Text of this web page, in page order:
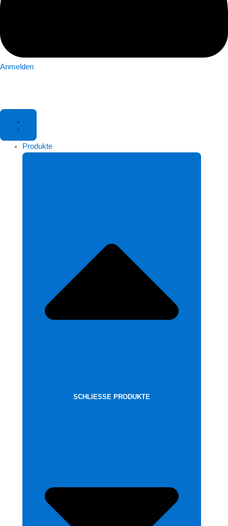
Anmelden
Produkte
SCHLIESSE PRODUKTE